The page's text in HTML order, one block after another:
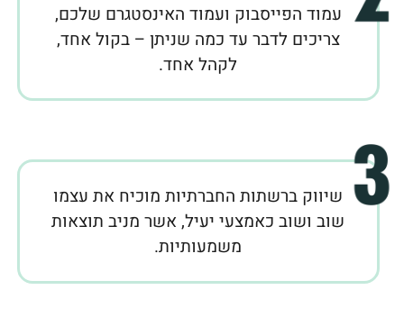
עמוד הפייסבוק ועמוד האינסטגרם שלכם,
צריכים לדבר עד כמה שניתן – בקול אחד,
לקהל אחד.
שיווק ברשתות החברתיות מוכיח את עצמו
שוב ושוב כאמצעי יעיל, אשר מניב תוצאות
משמעותיות.